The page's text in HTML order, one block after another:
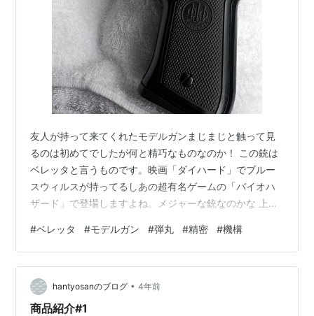
友人が持って来てくれたモデルガンまじまじと触って見
るのは初めてでしたが何と精巧なものなのか！ この銃は
ベレッタと言うものです。映画「ダイハード」でブルー
スウィルスが持ってるしあの超有名ゲームの「バイオハ
ザード」で登場しますよね。メジャーな銃なのかな 上の
構 弾丸も分解出来る構造でリアル これをマガジンの装填
左右に積み上がることで玉を多く入れる機構だそうで
す。 金属でリアルな佇まい。広島サミットがあります
が・・・これ持ってるとハイこちらへ・・とお部屋に御
呼ばれしそうですね。 凄い物に触れることが出来まし
#ベレッタ #モデルガン #弾丸 #精密 #機構
hantyosanのブログ • 4年前
商品紹介#1